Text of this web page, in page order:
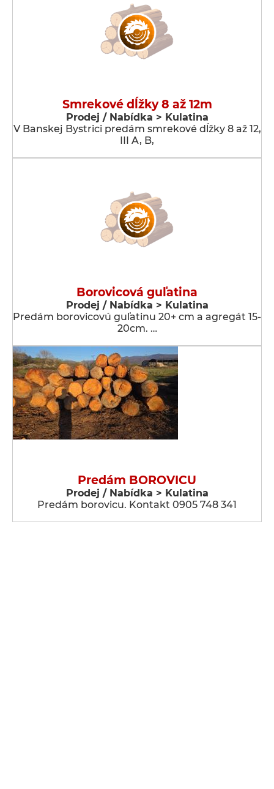
Smrekové dĺžky 8 až 12m
Prodej / Nabídka > Kulatina
V Banskej Bystrici predám smrekové dĺžky 8 až 12,
III A, B,
Borovicová guľatina
Prodej / Nabídka > Kulatina
Predám borovicovú guľatinu 20+ cm a agregát 15-
20cm. …
Predám BOROVICU
Prodej / Nabídka > Kulatina
Predám borovicu. Kontakt 0905 748 341